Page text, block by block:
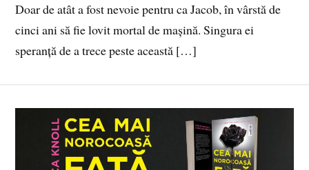
Doar de atât a fost nevoie pentru ca Jacob, în vârstă de
cinci ani să fie lovit mortal de mașină. Singura ei
speranță de a trece peste această […]